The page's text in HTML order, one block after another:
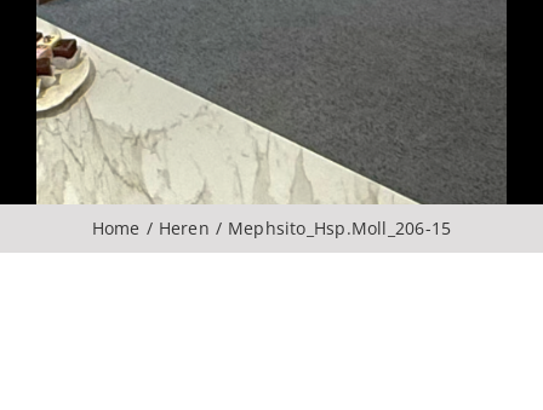
Over ons
CONTACT
Home Heren Mephsito_Hsp.Moll_206-15